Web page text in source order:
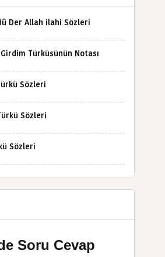
Der Allah ilahi Sözleri
Türküsünün Notası
Sözleri
Sözleri
Sözleri
Soru Cevap